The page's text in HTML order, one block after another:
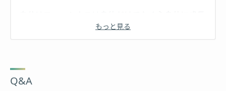
させてくれるツールだと考えています。
ティを手に入れたあなたに怖いものなんてありませ
ん！！！
もっと見る
Q&A